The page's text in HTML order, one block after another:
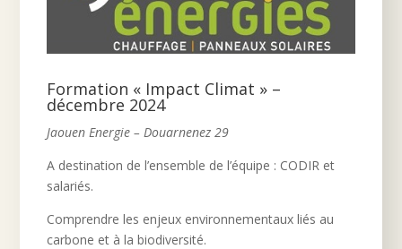
Formation « Impact Climat » –
décembre 2024
Jaouen Energie – Douarnenez 29
A destination de l’ensemble de l’équipe : CODIR et
salariés.
Comprendre les enjeux environnementaux liés au
carbone et à la biodiversité.